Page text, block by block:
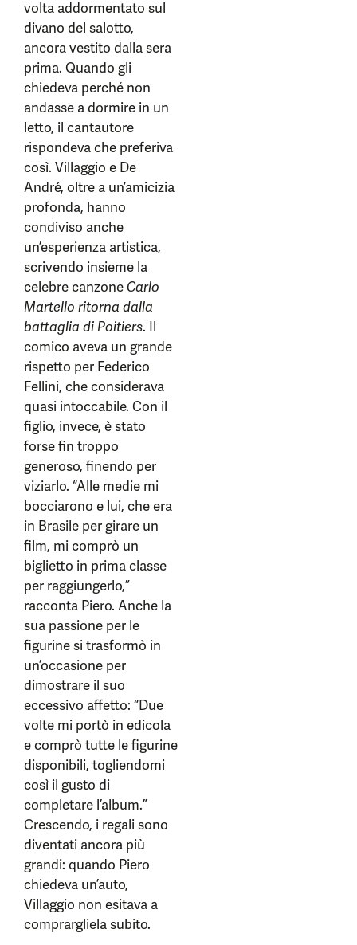
volta addormentato sul
divano del salotto,
ancora vestito dalla sera
prima. Quando gli
chiedeva perché non
andasse a dormire in un
letto, il cantautore
rispondeva che preferiva
così. Villaggio e De
André, oltre a un’amicizia
profonda, hanno
condiviso anche
un’esperienza artistica,
scrivendo insieme la
celebre canzoneCarlo
Martello ritorna dalla
battaglia di Poitiers. Il
comico aveva un grande
rispetto per Federico
Fellini, che considerava
quasi intoccabile. Con il
figlio, invece, è stato
forse fin troppo
generoso, finendo per
viziarlo. “Alle medie mi
bocciarono e lui, che era
in Brasile per girare un
film, mi comprò un
biglietto in prima classe
per raggiungerlo,”
racconta Piero. Anche la
sua passione per le
figurine si trasformò in
un’occasione per
dimostrare il suo
eccessivo affetto: “Due
volte mi portò in edicola
e comprò tutte le figurine
disponibili, togliendomi
così il gusto di
completare l’album.”
Crescendo, i regali sono
diventati ancora più
grandi: quando Piero
chiedeva un’auto,
Villaggio non esitava a
comprargliela subito.